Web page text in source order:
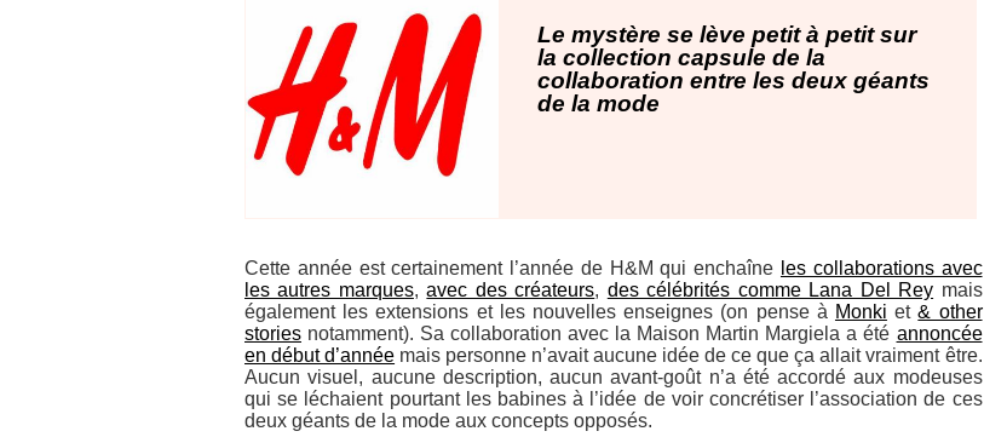
Le mystère se lève petit à petit sur
la collection capsule de la
collaboration entre les deux géants
de la mode
Cette année est certainement l’année de H&M qui enchaîne les collaborations avec
les autres marques,avec des créateurs, des célébrités comme Lana Del Rey mais
également les extensions et les nouvelles enseignes (on pense à Monki et& other
stories notamment). Sa collaboration avec la Maison Martin Margiela a été annoncée
en début d’année mais personne n’avait aucune idée de ce que ça allait vraiment être.
Aucun visuel, aucune description, aucun avant-goût n’a été accordé aux modeuses
qui se léchaient pourtant les babines à l’idée de voir concrétiser l’association de ces
deux géants de la mode aux concepts opposés.